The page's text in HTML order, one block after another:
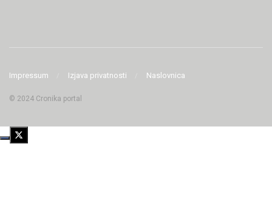
Impressum Izjava privatnosti Naslovnica
© 2024 Cronika portal